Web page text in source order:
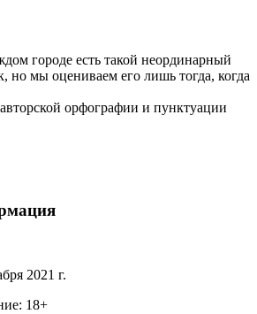
городе есть такой неординарный
но мы оцениваем его лишь тогда, когда
орфографии и пунктуации
2021 г.
18+